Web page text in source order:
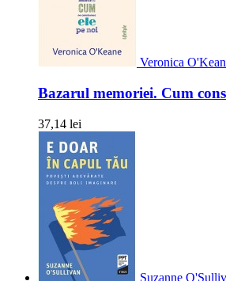
Veronica
Bazarul memoriei. Cum
37,14 lei
Suzanne